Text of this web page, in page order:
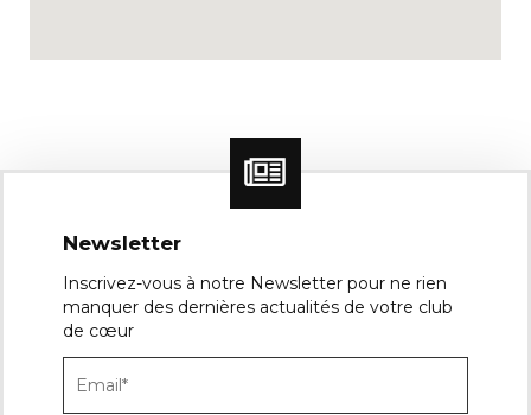
Newsletter
Inscrivez-vous à notre Newsletter pour ne rien
manquer des dernières actualités de votre club
de cœur